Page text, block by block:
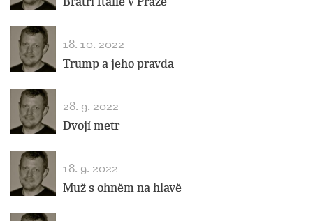
18. 10. 2022
Trump a jeho pravda
28. 9. 2022
Dvojí metr
18. 9. 2022
Muž s ohněm na hlavě